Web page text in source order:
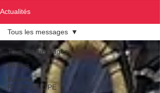
Actualités
Tous les messages
Rindus
Bandes
PVC/PU/SIL/PE
Tous les messages